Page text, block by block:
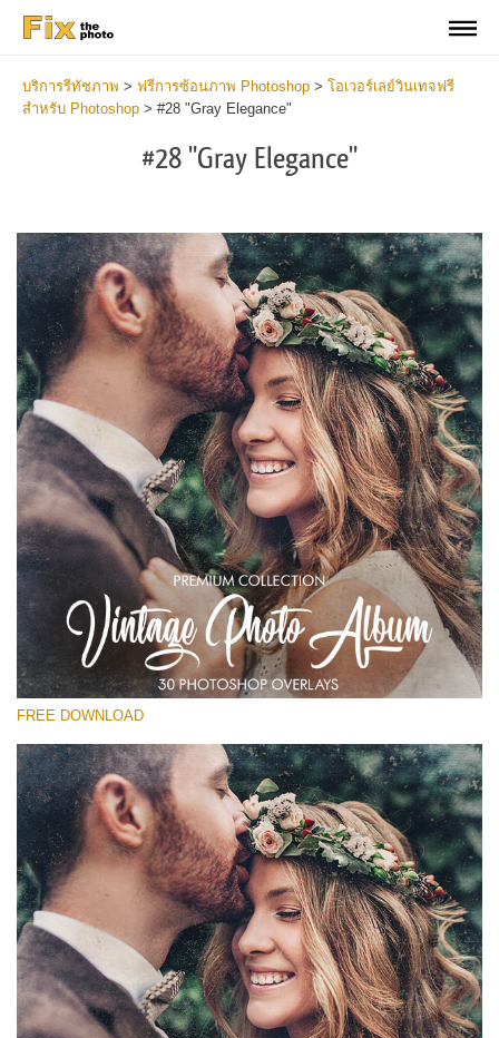
บริการรีทัชภาพ > ฟรีการซ้อนภาพ Photoshop > โอเวอร์เลย์วินเทจฟรี
สำหรับ Photoshop > #28 "Gray Elegance"
#28 "Gray Elegance"
โปรดเลือก
Free Vintage Overlay #28
Small 800*533px
Vintage Photo Album
(30 Overlays)
Fairy Tale (344 Overlays)
Large 6000*4000px
Entire Collection
(1783 Overlays)
Large 6000*4000px
ดาวน์โหลดฟรี
FREE DOWNLOAD